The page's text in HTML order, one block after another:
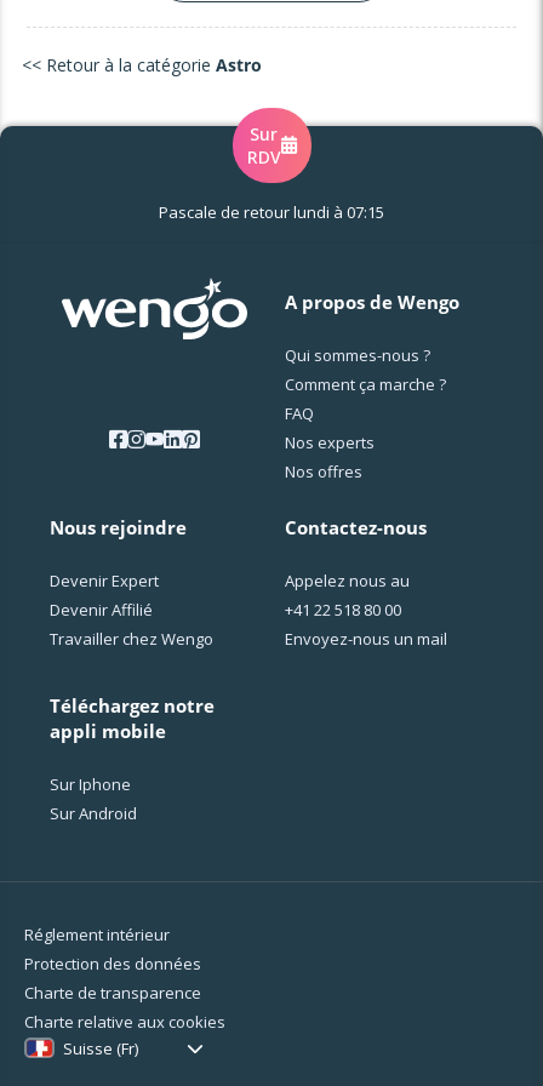
<< Retour à la catégorie Astro
Sur
RDV
Pascale de retour lundi à 07:15
A propos de Wengo
Qui sommes-nous ?
Comment ça marche ?
FAQ
Nos experts
Nos offres
Nous rejoindre
Devenir Expert
Devenir Affilié
Travailler chez Wengo
Téléchargez notre
appli mobile
Sur Iphone
Sur Android
Contactez-nous
Appelez nous au
+41 22 518 80 00
Envoyez-nous un mail
Réglement intérieur
Protection des données
Charte de transparence
Charte relative aux cookies
Suisse (Fr)